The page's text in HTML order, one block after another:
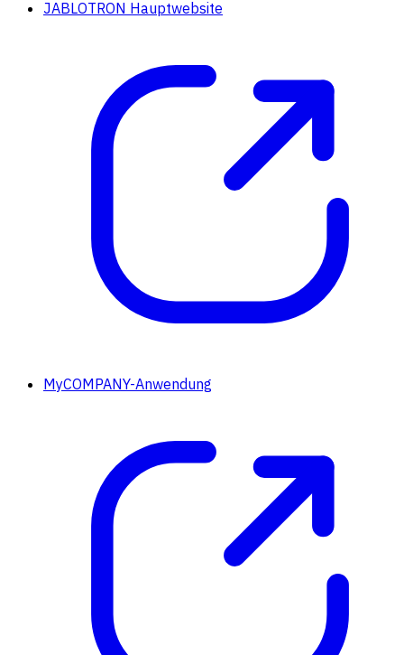
JABLOTRON Hauptwebsite
MyCOMPANY-Anwendung